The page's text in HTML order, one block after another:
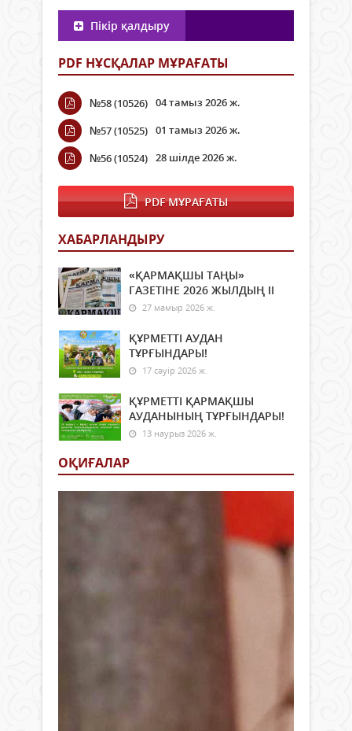
Пікір қалдыру
PDF НҰСҚАЛАР МҰРАҒАТЫ
№58 (10526) 04 тамыз 2026 ж.
№57 (10525) 01 тамыз 2026 ж.
№56 (10524) 28 шілде 2026 ж.
PDF МҰРАҒАТЫ
ХАБАРЛАНДЫРУ
«ҚАРМАҚШЫ ТАҢЫ»
ГАЗЕТІНЕ 2026 ЖЫЛДЫҢ ІI
27 мамыр 2026 ж.
ҚҰРМЕТТІ АУДАН
ТҰРҒЫНДАРЫ!
17 сәуір 2026 ж.
ҚҰРМЕТТІ ҚАРМАҚШЫ
АУДАНЫНЫҢ ТҰРҒЫНДАРЫ!
13 наурыз 2026 ж.
ОҚИҒАЛАР